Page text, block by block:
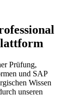
Prüfung,
und SAP
Wissen
unseren